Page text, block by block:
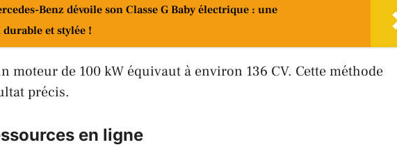
Benz dévoile son Classe G Baby électrique : une
et stylée !
moteur de 100 kW équivaut à environ 136 CV. Cette méthode
précis.
en ligne